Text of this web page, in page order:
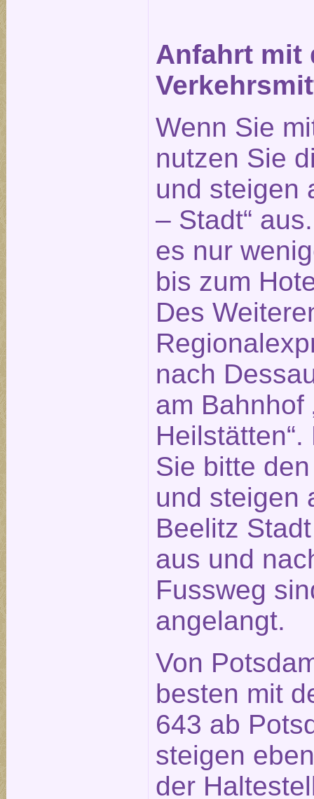
Anfahrt mit
Wenn Sie
nutzen Sie
und steigen
– Stadt“
es nur
bis zum
Des
nach
am Bahnhof
Sie bitte
und steigen
Beelitz
aus und
Fussweg
angelangt.
Von
besten mit
643 ab
steigen
der